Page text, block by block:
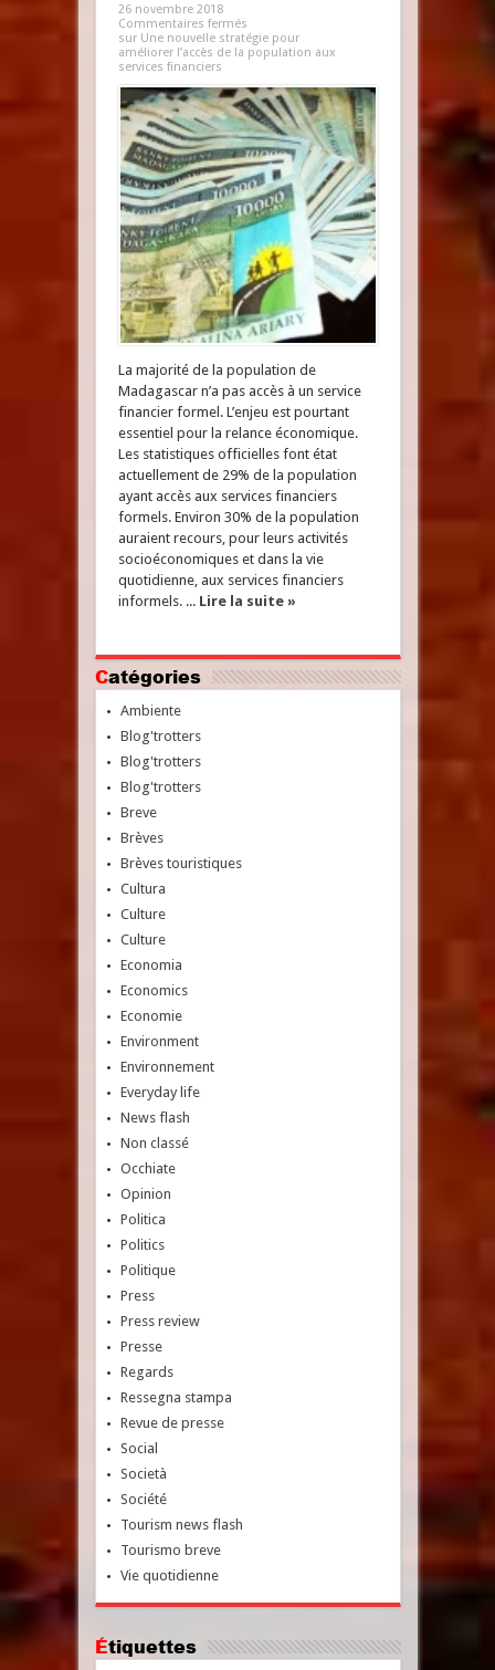
26 novembre 2018
Commentaires fermés
sur Une nouvelle stratégie pour
améliorer l’accès de la population aux
services financiers
La majorité de la population de
Madagascar n’a pas accès à un service
financier formel. L’enjeu est pourtant
essentiel pour la relance économique.
Les statistiques officielles font état
actuellement de 29% de la population
ayant accès aux services financiers
formels. Environ 30% de la population
auraient recours, pour leurs activités
socioéconomiques et dans la vie
quotidienne, aux services financiers
informels. ... Lire la suite »
Catégories
Ambiente
Blog'trotters
Blog'trotters
Blog'trotters
Breve
Brèves
Brèves touristiques
Cultura
Culture
Culture
Economia
Economics
Economie
Environment
Environnement
Everyday life
News flash
Non classé
Occhiate
Opinion
Politica
Politics
Politique
Press
Press review
Presse
Regards
Ressegna stampa
Revue de presse
Social
Società
Société
Tourism news flash
Tourismo breve
Vie quotidienne
Étiquettes